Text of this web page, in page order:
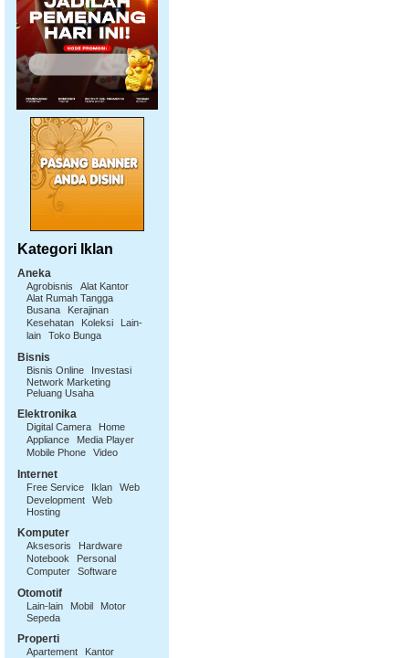
Kategori Iklan
Aneka
Agrobisnis
Alat Kantor
Alat Rumah Tangga
Busana
Kerajinan
Kesehatan
Koleksi
Lain-
lain
Toko Bunga
Bisnis
Bisnis Online
Investasi
Network Marketing
Peluang Usaha
Elektronika
Digital Camera
Home
Appliance
Media Player
Mobile Phone
Video
Internet
Free Service Iklan
Web
Development
Web
Hosting
Komputer
Aksesoris
Hardware
Notebook
Personal
Computer
Software
Otomotif
Lain-lain Mobil
Motor
Sepeda
Properti
Apartement
Kantor